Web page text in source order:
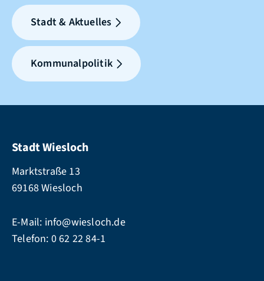
Stadt & Aktuelles
Kommunalpolitik
Stadt Wiesloch
Marktstraße 13
69168 Wiesloch
E-Mail: info@wiesloch.de
Telefon: 0 62 22 84-1